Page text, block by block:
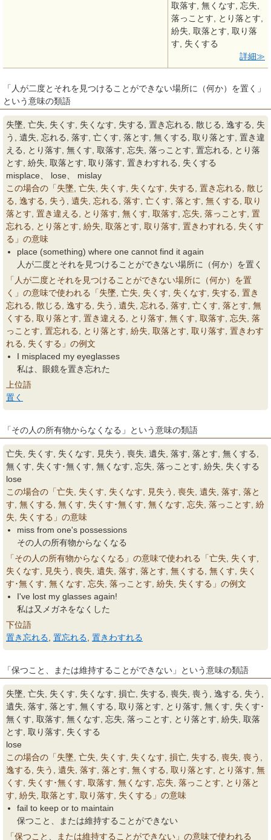
取落す, 無くなす, 忘失,
落っことす, とり落とす,
紛失, 取落とす, 取り落
す, 失くする
詳細
「人が二度とそれを見つけることができない場所に（何か）を置く」
という意味の類語
失墜, 亡失, 失くす, 失くなす, 失する, 置き忘れる, 散じる, 逸する, 失
う, 遺失, 忘れる, 落す, 亡くす, 落とす, 無くする, 取り落とす, 置き違
える, とり落す, 無くす, 取落す, 忘失, 落っことす, 置忘れる, とり落
とす, 紛失, 取落とす, 取り落す, 置きわすれる, 失くする
misplace、 lose、 mislay
この場合の「失墜, 亡失, 失くす, 失くなす, 失する, 置き忘れる, 散じ
る, 逸する, 失う, 遺失, 忘れる, 落す, 亡くす, 落とす, 無くする, 取り
落とす, 置き違える, とり落す, 無くす, 取落す, 忘失, 落っことす, 置
忘れる, とり落とす, 紛失, 取落とす, 取り落す, 置きわすれる, 失くす
る」の意味
place (something) where one cannot find it again
人が二度とそれを見つけることができない場所に（何か）を置く
「人が二度とそれを見つけることができない場所に（何か）を置
く」の意味で使われる「失墜, 亡失, 失くす, 失くなす, 失する, 置き
忘れる, 散じる, 逸する, 失う, 遺失, 忘れる, 落す, 亡くす, 落とす, 無
くする, 取り落とす, 置き違える, とり落す, 無くす, 取落す, 忘失, 落
っことす, 置忘れる, とり落とす, 紛失, 取落とす, 取り落す, 置きわす
れる, 失くする」の例文
I misplaced my eyeglasses
私は、眼鏡を置き忘れた
上位語
置く
「その人の所有物からなくなる」という意味の類語
亡失, 失くす, 失くなす, 見失う, 喪失, 遺失, 落す, 落とす, 無くする,
無くす, 失くす･無くす, 無くなす, 忘失, 落っことす, 紛失, 失くする
lose
この場合の「亡失, 失くす, 失くなす, 見失う, 喪失, 遺失, 落す, 落と
す, 無くする, 無くす, 失くす･無くす, 無くなす, 忘失, 落っことす, 紛
失, 失くする」の意味
miss from one's possessions
その人の所有物からなくなる
「その人の所有物からなくなる」の意味で使われる「亡失, 失くす,
失くなす, 見失う, 喪失, 遺失, 落す, 落とす, 無くする, 無くす, 失く
す･無くす, 無くなす, 忘失, 落っことす, 紛失, 失くする」の例文
I've lost my glasses again!
私は又メガネをなくした
下位語
置き忘れる 置忘れる 置きわすれる
「保つこと、または維持することができない」という意味の類語
失墜, 亡失, 失くす, 失くなす, 損亡, 失する, 喪失, 喪う, 逸する, 失う,
遺失, 落す, 落とす, 無くする, 取り落とす, とり落す, 無くす, 失くす･
無くす, 取落す, 無くなす, 忘失, 落っことす, とり落とす, 紛失, 取落
とす, 取り落す, 失くする
lose
この場合の「失墜, 亡失, 失くす, 失くなす, 損亡, 失する, 喪失, 喪う,
逸する, 失う, 遺失, 落す, 落とす, 無くする, 取り落とす, とり落す, 無
くす, 失くす･無くす, 取落す, 無くなす, 忘失, 落っことす, とり落と
す, 紛失, 取落とす, 取り落す, 失くする」の意味
fail to keep or to maintain
保つこと、または維持することができない
「保つこと、または維持することができない」の意味で使われる